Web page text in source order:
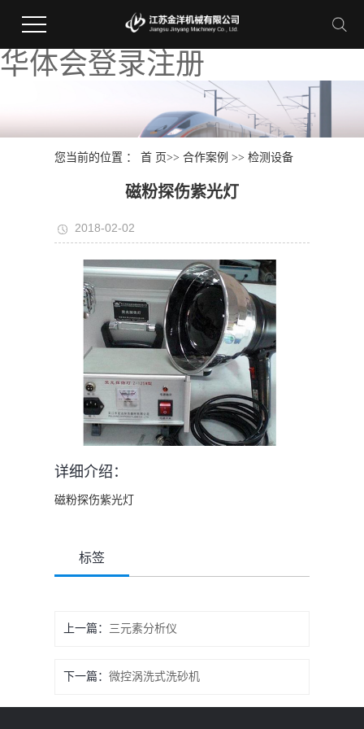
华体会登录注册
您当前的位置 ：首 页>>合作案例 >>检测设备
磁粉探伤紫光灯
2018-02-02
详细介绍：
磁粉探伤紫光灯
标签
上一篇： 三元素分析仪
下一篇：微控涡洗式洗砂机